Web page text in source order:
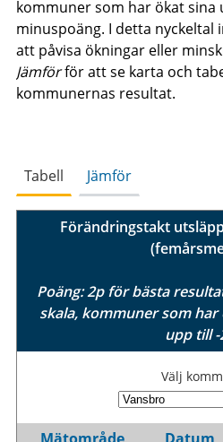
kommuner som har ökat sina
minuspoäng. I detta
att påvisa ökningar eller
Jämförför att se karta och
kommunernas resultat.
Tabell Jämför
Förändringstakt
Poäng: 2p för bästa
skala, kommuner som
upp till -
Välj